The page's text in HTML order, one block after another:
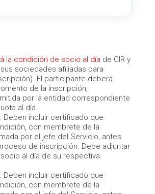
la condición de socio al día de CIR y
sus sociedades afiliadas para
El participante deberá
de la inscripción,
por la entidad correspondiente
al día.
Deben incluir certificado que
con membrete de la
por el jefe del Servicio, antes
de inscripción. Debe adjuntar
al día de su respectiva
Deben incluir certificado que
con membrete de la